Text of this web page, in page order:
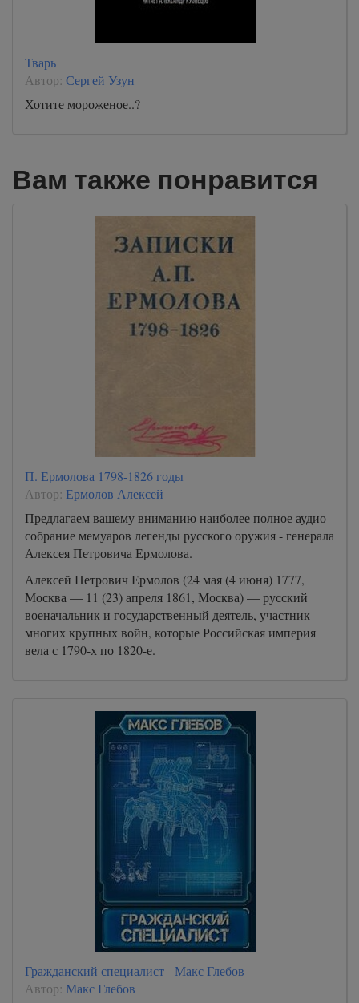
Тварь
Автор: Сергей Узун
Хотите мороженое..?
Вам также понравится
П. Ермолова 1798-1826 годы
Автор: Ермолов Алексей
Предлагаем вашему вниманию наиболее полное аудио
собрание мемуаров легенды русского оружия - генерала
Алексея Петровича Ермолова.
Алексей Петрович Ермолов (24 мая (4 июня) 1777,
Москва — 11 (23) апреля 1861, Москва) — русский
военачальник и государственный деятель, участник
многих крупных войн, которые Российская империя
вела с 1790-х по 1820-е.
Гражданский специалист - Макс Глебов
Автор: Макс Глебов